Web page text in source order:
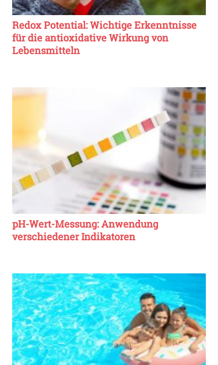
Redox Potential: Wichtige Erkenntnisse
für die antioxidative Wirkung von
Lebensmitteln
pH-Wert-Messung: Anwendung
verschiedener Indikatoren